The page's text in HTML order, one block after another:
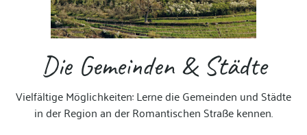
Die Gemeinden & Städte
Vielfältige Möglichkeiten: Lerne die Gemeinden und Städte
in der Region an der Romantischen Straße kennen.